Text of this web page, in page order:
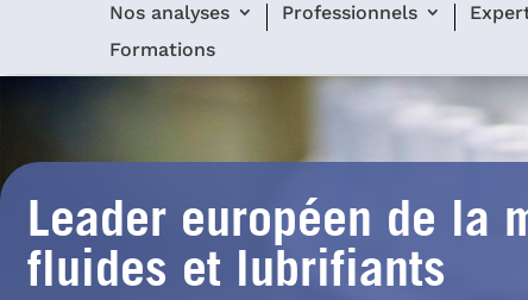
Nos analyses Professionnels
Formations
Leader européen de la
fluides et lubrifiants